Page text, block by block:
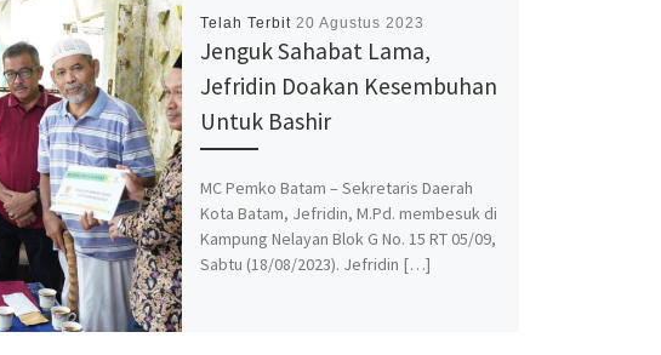
Telah Terbit 20 Agustus 2023
Jenguk Sahabat Lama,
Jefridin Doakan Kesembuhan
Untuk Bashir
MC Pemko Batam – Sekretaris Daerah
Kota Batam, Jefridin, M.Pd. membesuk di
Kampung Nelayan Blok G No. 15 RT 05/09,
Sabtu (18/08/2023). Jefridin […]